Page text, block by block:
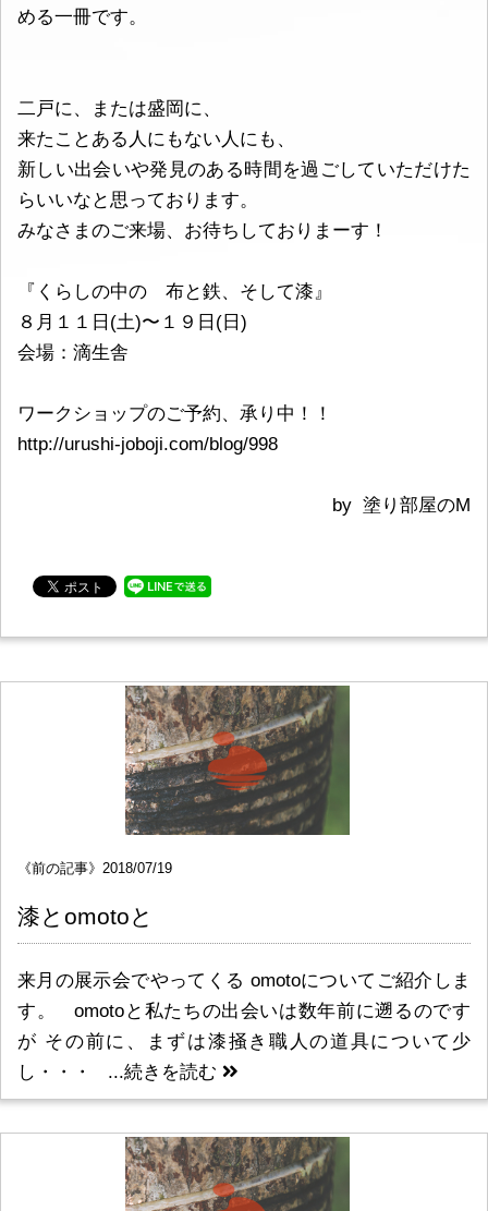
める一冊です。
二戸に、または盛岡に、
来たことある人にもない人にも、
新しい出会いや発見のある時間を過ごしていただけた
らいいなと思っております。
みなさまのご来場、お待ちしておりまーす！
『くらしの中の 布と鉄、そして漆』
８月１１日(土)〜１９日(日)
会場：滴生舎
ワークショップのご予約、承り中！！
http://urushi-joboji.com/blog/998
by 塗り部屋のM
《前の記事》2018/07/19
漆とomotoと
来月の展示会でやってくる omotoについてご紹介しま
す。 omotoと私たちの出会いは数年前に遡るのです
が その前に、まずは漆掻き職人の道具について少
し・・・ ...続きを読む